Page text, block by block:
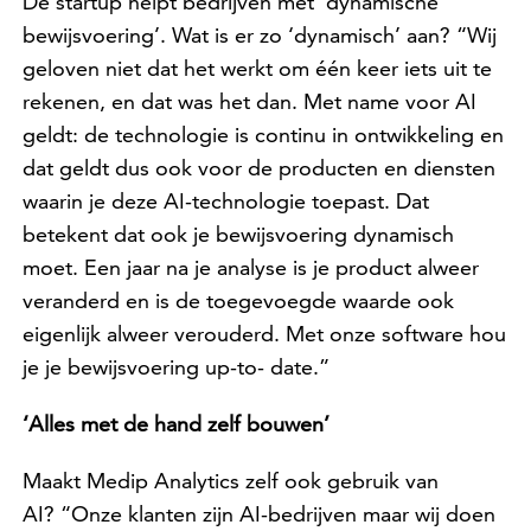
bewijsvoering’. Wat is er zo ‘dynamisch’ aan? “Wij
geloven niet dat het werkt om één keer iets uit te
rekenen, en dat was het dan. Met name voor AI
geldt: de technologie is continu in ontwikkeling en
dat geldt dus ook voor de producten en diensten
waarin je deze AI-technologie toepast. Dat
betekent dat ook je bewijsvoering dynamisch
moet. Een jaar na je analyse is je product alweer
veranderd en is de toegevoegde waarde ook
eigenlijk alweer verouderd. Met onze software hou
je je bewijsvoering up-to- date.”
‘Alles met de hand zelf bouwen’
Maakt Medip Analytics zelf ook gebruik van
AI? “Onze klanten zijn AI-bedrijven maar wij doen